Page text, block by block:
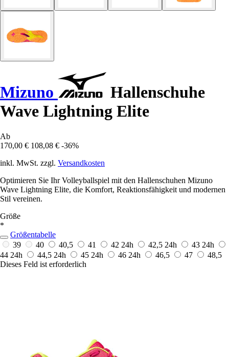
Mizuno
Hallenschuhe
Wave Lightning Elite
Ab
170,00 € 108,08 € -36%
inkl. MwSt. zzgl. Versandkosten
Optimieren Sie Ihr Volleyballspiel mit den Hallenschuhen Mizuno
Wave Lightning Elite, die Komfort, Reaktionsfähigkeit und modernen
Stil vereinen.
Größe
*
Größentabelle
39
40 40,5 41 42 24h 42,5 24h 43 24h
44 24h 44,5 24h 45 24h 46 24h 46,5 47
48,5
Dieses Feld ist erforderlich